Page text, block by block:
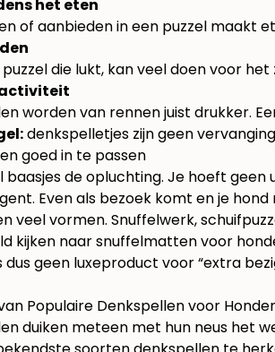
het eten
of aanbieden in een puzzel maakt
puzzel die lukt, kan veel doen voor
activiteit
worden van rennen juist drukker.
denkspelletjes zijn geen
goed in te passen
baasjes de opluchting. Je hoeft
Even als bezoek komt en je
veel vormen. Snuffelwerk,
kijken naarsnuffelmatten voor
dus geen luxeproduct voor “extra
Populaire Denkspellen voor
duiken meteen met hun neus het